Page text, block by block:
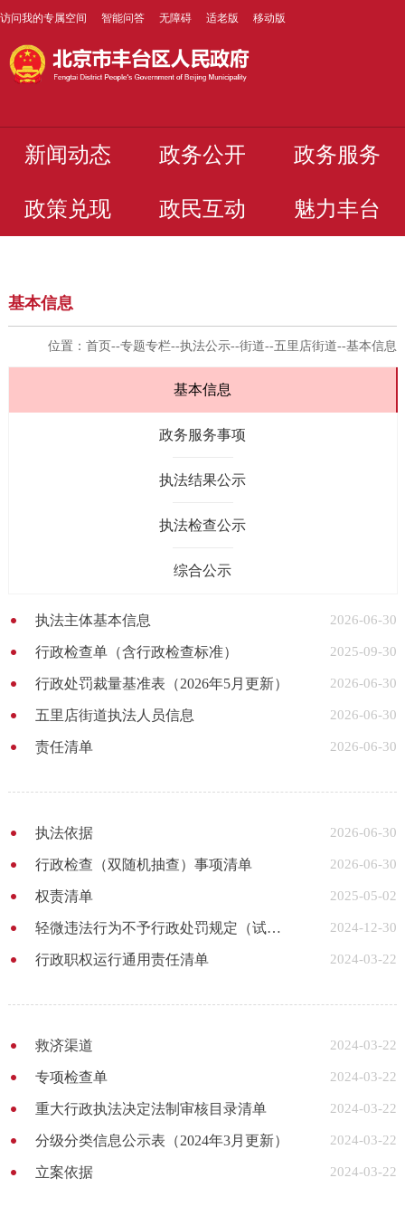
访问我的专属空间 智能问答 无障碍 适老版 移动版
新闻动态 政务公开 政务服务
政策兑现 政民互动 魅力丰台
基本信息
位置：首页--专题专栏--执法公示--街道--五里店街道--基本信息
基本信息
政务服务事项
执法结果公示
执法检查公示
综合公示
执法主体基本信息 2026-06-30
行政检查单（含行政检查标准） 2025-09-30
行政处罚裁量基准表（2026年5月更新） 2026-06-30
五里店街道执法人员信息 2026-06-30
责任清单 2026-06-30
执法依据 2026-06-30
行政检查（双随机抽查）事项清单 2026-06-30
权责清单 2025-05-02
轻微违法行为不予行政处罚规定（试行） 2024-12-30
行政职权运行通用责任清单 2024-03-22
救济渠道 2024-03-22
专项检查单 2024-03-22
重大行政执法决定法制审核目录清单 2024-03-22
分级分类信息公示表（2024年3月更新） 2024-03-22
立案依据 2024-03-22